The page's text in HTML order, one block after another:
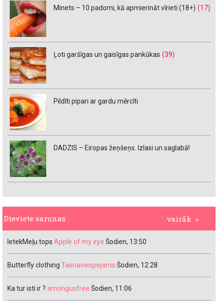
Minets – 10 padomi, kā apmierināt vīrieti (18+) (17)
Ļoti garšīgas un gaisīgas pankūkas (39)
Pildīti pipari ar gardu mērcīti
DADZIS – Eiropas žeņšeņs. Izlasi un saglabā!
vairāk >
Dieviete sarunas
IetekMeļu tops Apple of my eye Šodien, 13:50
Butterfly clothing Tasnaviespejams Šodien, 12:28
Ka tur isti ir ? amongusfree Šodien, 11:06